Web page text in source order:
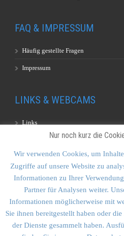
FAQ & IMPRESSUM
Häufig gestellte Fragen
Impressum
LINKS & WEBCAMS
Links
KONTAKT & SITEMAP
Kontakt
Sitemap
Vulkankultour-BUFF®
Nur noch kurz die
Wir verwenden Cookies, um
Zugriffe auf unsere Website zu
Informationen zu Ihrer
Partner für Analysen weiter.
Informationen möglicherweise mit
Sie ihnen bereitgestellt haben oder
der Dienste gesammelt haben.